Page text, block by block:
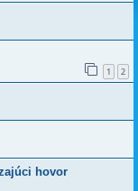
1 2
hovor